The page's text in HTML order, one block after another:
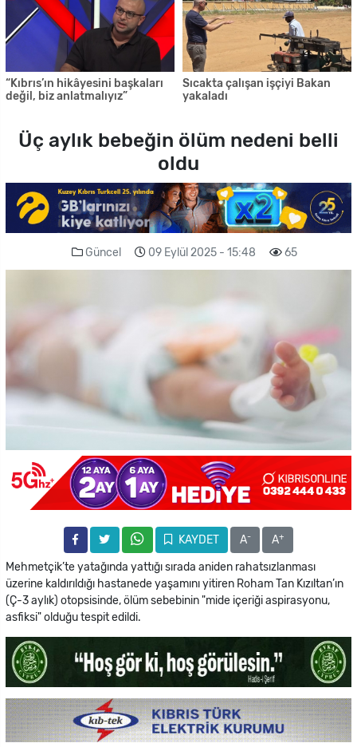
“Kıbrıs’ın hikâyesini başkaları
değil, biz anlatmalıyız”
Sıcakta çalışan işçiyi Bakan
yakaladı
Üç aylık bebeğin ölüm nedeni belli
oldu
Güncel 09 Eylül 2025 - 15:48 65
KAYDET A- A+
Mehmetçik’te yatağında yattığı sırada aniden rahatsızlanması
üzerine kaldırıldığı hastanede yaşamını yitiren Roham Tan Kızıltan’ın
(Ç-3 aylık) otopsisinde, ölüm sebebinin "mide içeriği aspirasyonu,
asfiksi" olduğu tespit edildi.